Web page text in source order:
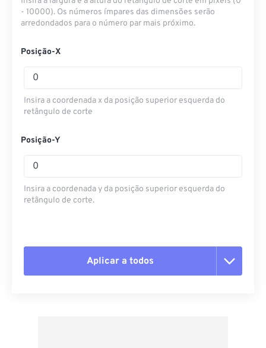
- 10000). Os números ímpares das dimensões serão
arredondados para o número par mais próximo.
Posição-X
Insira a coordenada x da posição superior esquerda do
retângulo de corte
Posição-Y
Insira a coordenada y da posição superior esquerda do
retângulo de corte.
Aplicar a todos